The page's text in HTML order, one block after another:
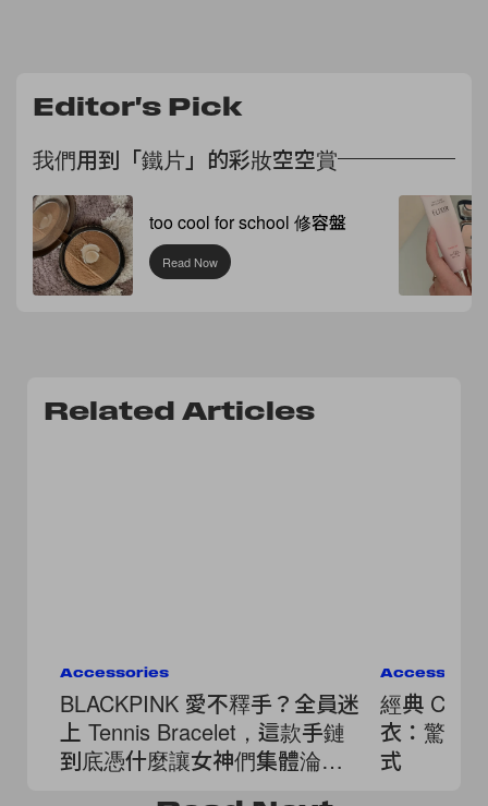
Editor's Pick
我們用到「鐵片」的彩妝空空賞
too cool for school 修容盤
Read Now
Related Articles
Accessories
BLACKPINK 愛不釋手？全員迷
上 Tennis Bracelet，這款手鏈
到底憑什麼讓女神們集體淪
經典
衣：驚喜
式